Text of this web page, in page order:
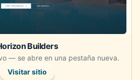
Builders
— se abre en una pestaña nueva.
Visitar sitio